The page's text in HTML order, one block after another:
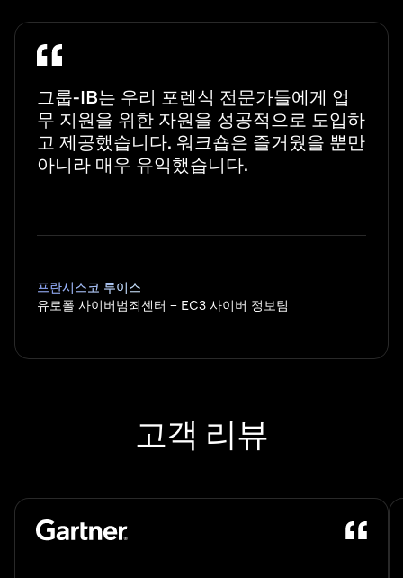
그룹-IB는 우리 포렌식 전문가들에게 업
무 지원을 위한 자원을 성공적으로 도입하
고 제공했습니다. 워크숍은 즐거웠을 뿐만
아니라 매우 유익했습니다.
프란시스코 루이스
유로폴 사이버범죄센터 – EC3 사이버 정보팀
고객 리뷰